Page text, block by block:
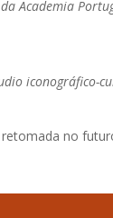
Academia
iconográfico-
retomada no